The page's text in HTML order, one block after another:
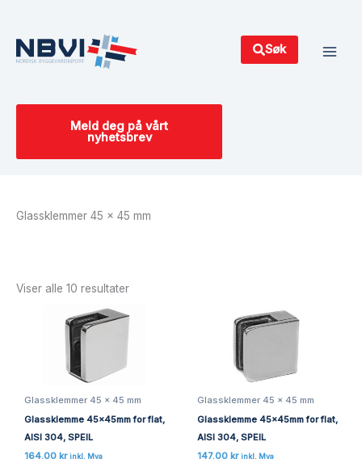
innholdet
Søk
Meld deg på vårt
nyhetsbrev
Glassklemmer 45 x 45 mm
Viser alle 10 resultater
Glassklemmer 45 x 45 mm
Glassklemme 45x45mm for flat,
AISI 304, SPEIL
164.00 kr inkl. Mva
Glassklemmer 45 x 45 mm
Glassklemme 45x45mm for flat,
AISI 304, SPEIL
147.00 kr inkl. Mva